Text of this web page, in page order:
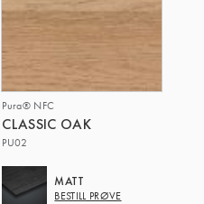
Pura® NFC
CLASSIC OAK
PU02
MATT
BESTILL PRØVE